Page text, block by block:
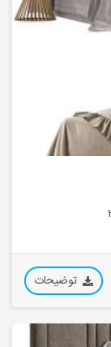
توضیحات